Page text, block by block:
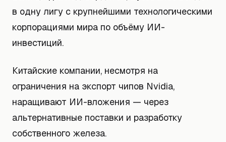
в одну лигу с крупнейшими технологическими
корпорациями мира по объёму ИИ-
инвестиций.
Китайские компании, несмотря на
ограничения на экспорт чипов Nvidia,
наращивают ИИ-вложения — через
альтернативные поставки и разработку
собственного железа.